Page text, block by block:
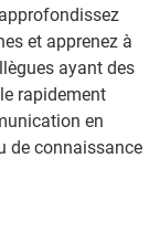
et apprenez à
ayant des
rapidement
en
de connaissance